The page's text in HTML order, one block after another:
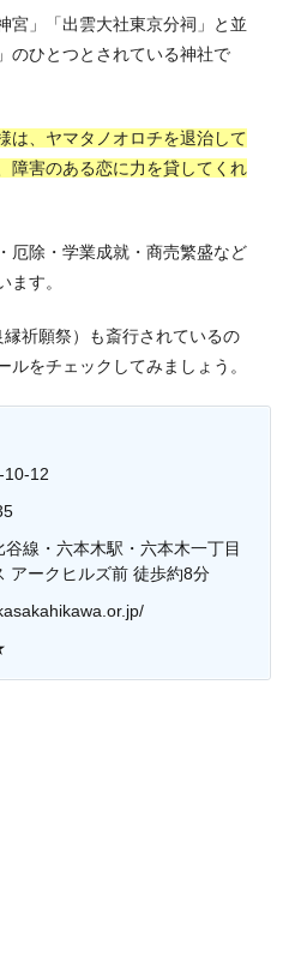
宮」「出雲大社東京分祠」と並
のひとつとされている神社で
は、ヤマタノオロチを退治して
障害のある恋に力を貸してくれ
厄除・学業成就・商売繁盛など
ます。
祈願祭）も斎行されているの
ルをチェックしてみましょう。
10-12
線・六本木駅・六本木一丁目
アークヒルズ前 徒歩約8分